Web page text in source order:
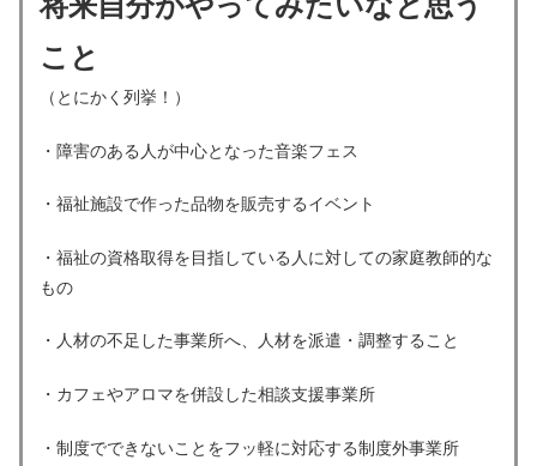
こと
（とにかく列挙！）
・障害のある人が中心となった音楽フェス
・福祉施設で作った品物を販売するイベント
・福祉の資格取得を目指している人に対しての家庭教師的な
もの
・人材の不足した事業所へ、人材を派遣・調整すること
・カフェやアロマを併設した相談支援事業所
・制度でできないことをフッ軽に対応する制度外事業所